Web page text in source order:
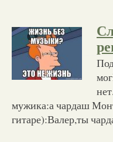
мужика:а чардаш
гитаре):Валер,ты